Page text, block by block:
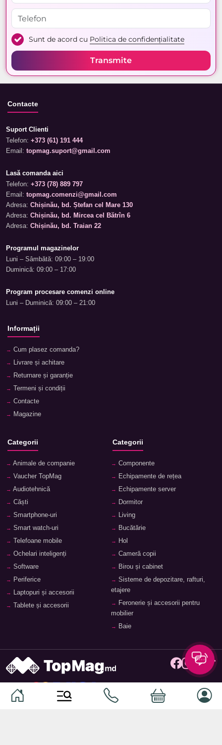
Sunt de acord cu Politica de confidențialitate
Transmite
Contacte
Suport Clienti
Telefon: +373 (61) 191 444
Email: topmag.suport@gmail.com
Lasă comanda aici
Telefon: +373 (78) 889 797
Email: topmag.comenzi@gmail.com
Adresa: Chișinău, bd. Ștefan cel Mare 130
Adresa: Chișinău, bd. Mircea cel Bătrîn 6
Adresa: Chișinău, bd. Traian 22
Programul magazinelor
Luni – Sâmbătă: 09:00 – 19:00
Duminică: 09:00 – 17:00
Program procesare comenzi online
Luni – Duminică: 09:00 – 21:00
Informații
Cum plasez comanda?
Livrare și achitare
Returnare și garanție
Termeni și condiții
Contacte
Magazine
Categorii
Animale de companie
Vaucher TopMag
Audiotehnică
Căști
Smartphone-uri
Smart watch-uri
Telefoane mobile
Ochelari inteligenți
Software
Periferice
Laptopuri și accesorii
Tablete și accesorii
Categorii
Componente
Echipamente de rețea
Echipamente server
Dormitor
Living
Bucătărie
Hol
Cameră copii
Birou și cabinet
Sisteme de depozitare, rafturi,
etajere
Feronerie și accesorii pentru
mobilier
Baie